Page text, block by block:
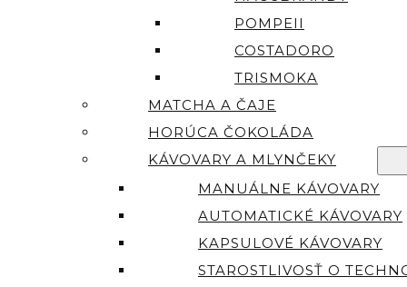
POMPEII
COSTADORO
TRISMOKA
MATCHA A ČAJE
HORÚCA ČOKOLÁDA
KÁVOVARY A MLYNČEKY
MANUÁLNE KÁVOVARY
AUTOMATICKÉ KÁVOVARY
KAPSULOVÉ KÁVOVARY
STAROSTLIVOSŤ O